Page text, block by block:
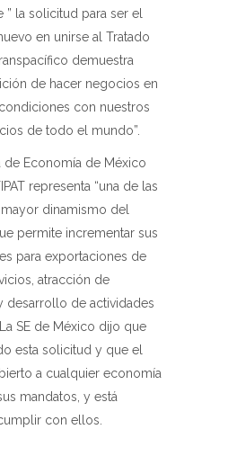
” la solicitud para ser el
en unirse al Tratado
demuestra
de hacer negocios en
con nuestros
de todo el mundo”.
de Economía de México
representa “una de las
dinamismo del
permite incrementar sus
para exportaciones de
atracción de
desarrollo de actividades
SE de México dijo que
esta solicitud y que el
a cualquier economía
mandatos, y está
con ellos.